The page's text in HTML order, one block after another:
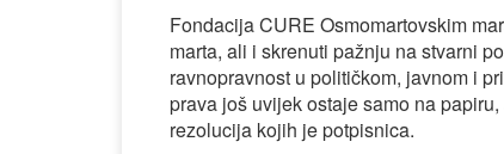
Fondacija CURE Osmomartovskim
marta, ali i skrenuti pažnju na stvarni
ravnopravnost u političkom, javnom i
prava još uvijek ostaje samo na
rezolucija kojih je potpisnica.